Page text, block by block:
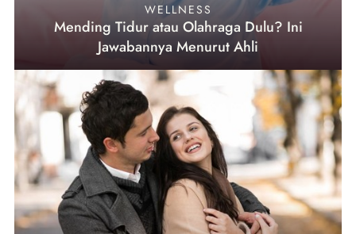
WELLNESS
Mending Tidur atau Olahraga Dulu? Ini
Jawabannya Menurut Ahli